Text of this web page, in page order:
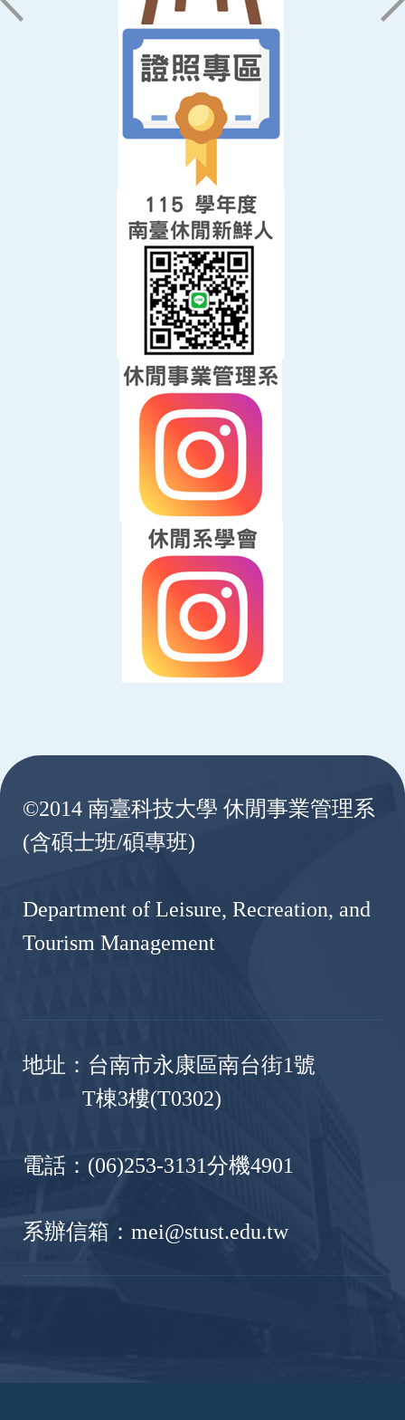
©2014 南臺科技大學 休閒事業管理系
(含碩士班/碩專班)
Department of Leisure, Recreation, and
Tourism Management
地址：台南市永康區南台街1號
T棟3樓(T0302)
電話：(06)253-3131分機4901
系辦信箱：mei@stust.edu.tw